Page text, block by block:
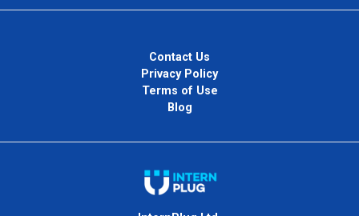
Contact Us
Privacy Policy
Terms of Use
Blog